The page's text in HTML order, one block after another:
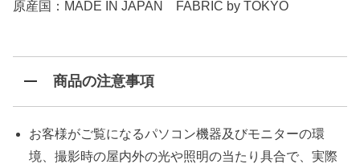
原産国：MADE IN JAPAN FABRIC by TOKYO
商品の注意事項
お客様がご覧になるパソコン機器及びモニターの環
境、撮影時の屋内外の光や照明の当たり具合で、実際